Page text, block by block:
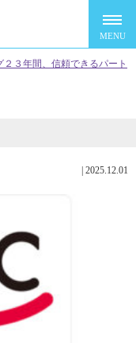
２３年間、信頼できるパート
2025.12.01